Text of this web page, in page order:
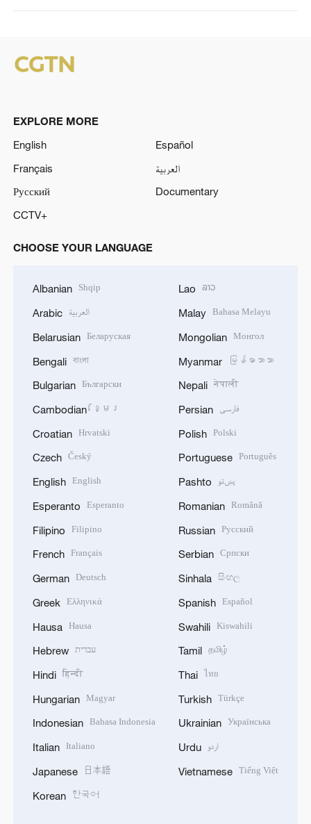
EXPLORE MORE
English
Español
Français
العربية
Русский
Documentary
CCTV+
CHOOSE YOUR LANGUAGE
Albanian Shqip
Arabic العربية
Belarusian Беларуская
Bengali বাংলা
Bulgarian Български
Cambodian ខ្មែរ
Croatian Hrvatski
Czech Český
English English
Esperanto Esperanto
Filipino Filipino
French Français
German Deutsch
Greek Ελληνικά
Hausa Hausa
Hebrew עברית
Hindi हिन्दी
Hungarian Magyar
Indonesian Bahasa Indonesia
Italian Italiano
Japanese 日本語
Korean 한국어
Lao ລາວ
Malay Bahasa Melayu
Mongolian Монгол
Myanmar မြန်မာဘာသာ
Nepali नेपाली
Persian فارسی
Polish Polski
Portuguese Português
Pashto پښتو
Romanian Română
Russian Русский
Serbian Српски
Sinhala සිංහල
Spanish Español
Swahili Kiswahili
Tamil தமிழ்
Thai ไทย
Turkish Türkçe
Ukrainian Українська
Urdu اردو
Vietnamese Tiếng Việt